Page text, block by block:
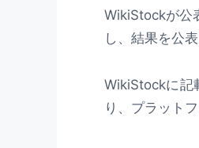
WikiStockが公
し、結果を公
WikiStockに記
り、プラット